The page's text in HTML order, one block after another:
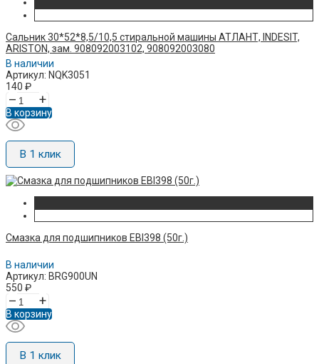
Сальник 30*52*8,5/10,5 стиральной машины АТЛАНТ, INDESIT,
ARISTON, зам. 908092003102, 908092003080
В наличии
Артикул: NQK3051
140 ₽
– +
В корзину
В 1 клик
Смазка для подшипников ЕВI398 (50г.)
В наличии
Артикул: BRG900UN
550 ₽
– +
В корзину
В 1 клик